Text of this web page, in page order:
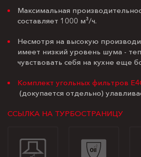
Максимальная
составляет 1000 м³/ч.
Несмотря на высокую
имеет низкий уровень шума -
чувствовать себя на кухне еще
Комплект угольных фильтров
(докупается отдельно)
ССЫЛКА НА ТУРБОСТРАНИЦУ